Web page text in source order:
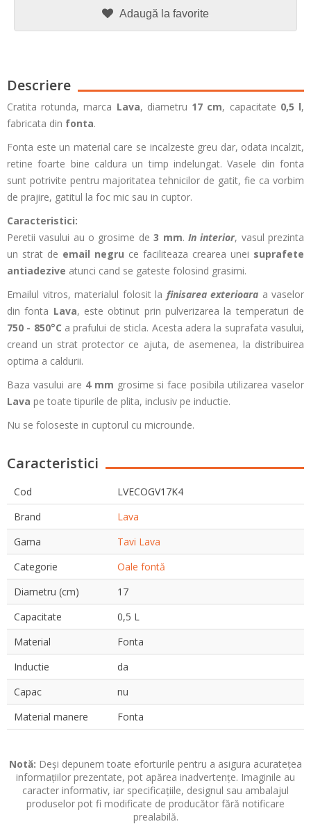
Adaugă la favorite
Descriere
Cratita rotunda, marca Lava, diametru 17 cm, capacitate 0,5 l,
fabricata din fonta.
Fonta este un material care se incalzeste greu dar, odata incalzit,
retine foarte bine caldura un timp indelungat. Vasele din fonta
sunt potrivite pentru majoritatea tehnicilor de gatit, fie ca vorbim
de prajire, gatitul la foc mic sau in cuptor.
Caracteristici:
Peretii vasului au o grosime de3 mm. In interior, vasul prezinta
un strat de email negru ce faciliteaza crearea unei suprafete
antiadezive atunci cand se gateste folosind grasimi.
Emailul vitros, materialul folosit la finisarea exterioara a vaselor
din fonta Lava, este obtinut prin pulverizarea la temperaturi de
750 - 850°C a prafului de sticla. Acesta adera la suprafata vasului,
creand un strat protector ce ajuta, de asemenea, la distribuirea
optima a caldurii.
Baza vasului are 4 mm grosime si face posibila utilizarea vaselor
Lava pe toate tipurile de plita, inclusiv pe inductie.
Nu se foloseste in cuptorul cu microunde.
Caracteristici
Cod
LVECOGV17K4
Brand
Lava
Gama
Tavi Lava
Categorie
Oale fontă
Diametru (cm)
17
Capacitate
0,5 L
Material
Fonta
Inductie
da
Capac
nu
Material manere
Fonta
Notă: Deși depunem toate eforturile pentru a asigura acuratețea
informațiilor prezentate, pot apărea inadvertențe. Imaginile au
caracter informativ, iar specificațiile, designul sau ambalajul
produselor pot fi modificate de producător fără notificare
prealabilă.